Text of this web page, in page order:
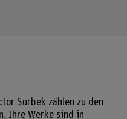
Surbek zählen zu den
Ihre Werke sind in